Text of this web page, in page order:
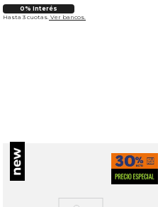
0% Interés
Hasta 3 cuotas. Ver bancos.